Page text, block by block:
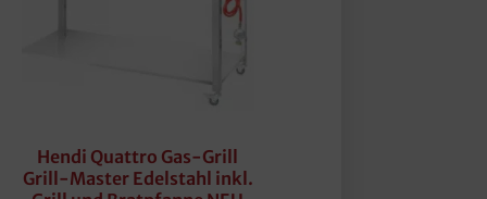
Hendi Quattro Gas-Grill
Grill-Master Edelstahl inkl.